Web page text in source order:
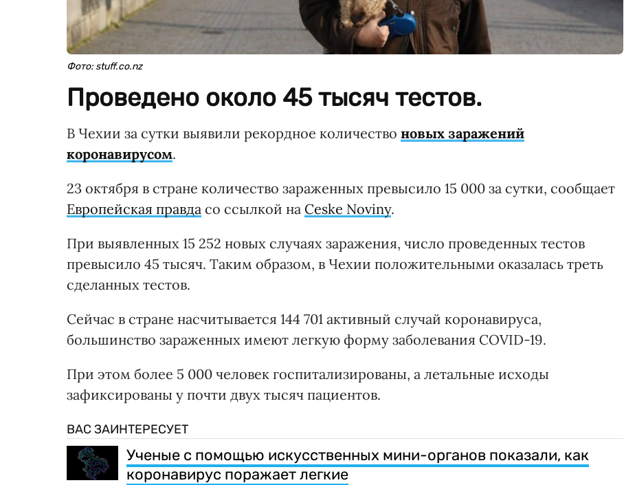
Фото: stuff.co.nz
Проведено около 45 тысяч тестов.
В Чехии за сутки выявили рекордное количество новых заражений
коронавирусом.
23 октября в стране количество зараженных превысило 15 000 за сутки, сообщает
Европейская правда со ссылкой на Ceske Noviny.
При выявленных 15 252 новых случаях заражения, число проведенных тестов
превысило 45 тысяч. Таким образом, в Чехии положительными оказалась треть
сделанных тестов.
Сейчас в стране насчитывается 144 701 активный случай коронавируса,
большинство зараженных имеют легкую форму заболевания COVID-19.
При этом более 5 000 человек госпитализированы, а летальные исходы
зафиксированы у почти двух тысяч пациентов.
ВАС ЗАИНТЕРЕСУЕТ
Ученые с помощью искусственных мини-органов показали, как
коронавирус поражает легкие